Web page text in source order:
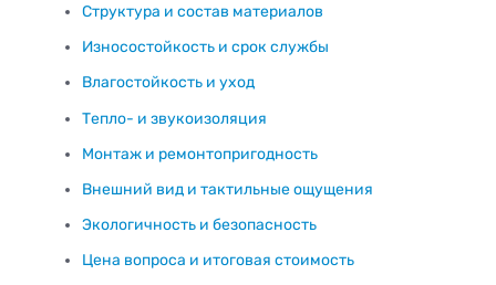
Структура и состав материалов
Износостойкость и срок службы
Влагостойкость и уход
Тепло- и звукоизоляция
Монтаж и ремонтопригодность
Внешний вид и тактильные ощущения
Экологичность и безопасность
Цена вопроса и итоговая стоимость